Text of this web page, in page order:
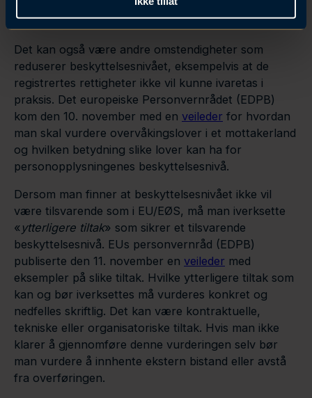
eksempelvis ved å gi myndighetene i tredjeland
uforholdsmessig stor adgang til dataene.
Det kan også være andre omstendigheter som
reduserer beskyttelsesnivået, eksempelvis at de
registrertes rettigheter ikke vil kunne ivaretas i
praksis. Det europeiske Personvernrådet (EDPB)
kom den 10. november med en veileder for hvordan
man skal vurdere overvåkingslover i et mottakerland
og hvilken betydning slike lover kan ha for
personopplysningenes beskyttelsesnivå.
Dersom man finner at beskyttelsesnivået ikke vil
være tilsvarende som i EU/EØS, må man iverksette
« ytterligere tiltak» som sikrer et tilsvarende
beskyttelsesnivå. EUs personvernråd (EDPB)
publiserte den 11. november en veileder med
eksempler på slike tiltak. Hvilke ytterligere tiltak som
kan og bør iverksettes må vurderes konkret og
nedfelles skriftlig. Det kan være kontraktuelle,
tekniske eller organisatoriske tiltak. Hvis man ikke
klarer å gjennomføre denne vurderingen selv bør
man vurdere å innhente ekstern bistand eller avstå
fra overføringen.